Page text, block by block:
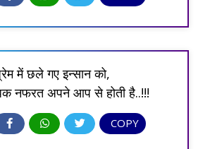
में छले गए इन्सान को,
नफरत अपने आप से होती है..!!!
COPY